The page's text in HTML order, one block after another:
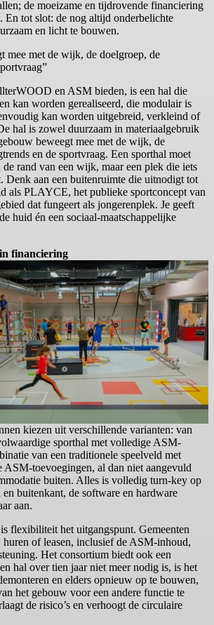
de moeizame en tijdrovende financiering
En tot slot: de nog altijd onderbelichte
en licht te bouwen.
mee met de wijk, de doelgroep, de
en ASM bieden, is een hal die
kan worden gerealiseerd, die modulair is
kan worden uitgebreid, verkleind of
hal is zowel duurzaam in materiaalgebruik
beweegt mee met de wijk, de
en de sportvraag. Een sporthal moet
de rand van een wijk, maar een plek die iets
Denk aan een buitenruimte die uitnodigt tot
als PLAYCE, het publieke sportconcept van
dat fungeert als jongerenplek. Je geeft
huid én een sociaal-maatschappelijke
financiering
kiezen uit verschillende varianten: van
sporthal met volledige ASM-
van een traditionele speelveld met
toevoegingen, al dan niet aangevuld
buiten. Alles is volledig turn-key op
buitenkant, de software en hardware
aan.
flexibiliteit het uitgangspunt. Gemeenten
huren of leasen, inclusief de ASM-inhoud,
Het consortium biedt ook een
hal over tien jaar niet meer nodig is, is het
en elders opnieuw op te bouwen,
het gebouw voor een andere functie te
de risico’s en verhoogt de circulaire